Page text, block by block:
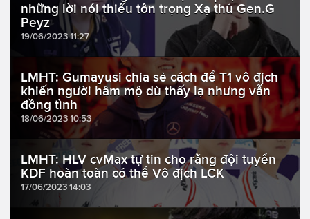
những lời nói thiếu tôn trọng Xạ thủ Gen.G
Peyz
19/06/2023 11:27
LMHT: Gumayusi chia sẻ cách để T1 vô địch
khiến người hâm mộ dù thấy lạ nhưng vẫn
đồng tình
18/06/2023 10:53
LMHT: HLV cvMax tự tin cho rằng đội tuyển
KDF hoàn toàn có thể Vô địch LCK
17/06/2023 14:03